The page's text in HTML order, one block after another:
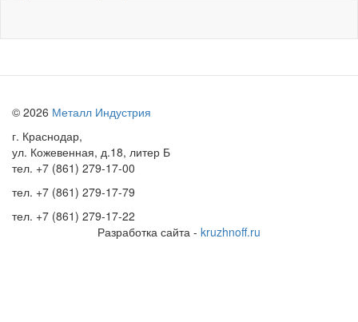
© 2026 Металл Индустрия
г. Краснодар,
ул. Кожевенная, д.18, литер Б
тел. +7 (861) 279-17-00
тел. +7 (861) 279-17-79
тел. +7 (861) 279-17-22
Разработка сайта - kruzhnoff.ru